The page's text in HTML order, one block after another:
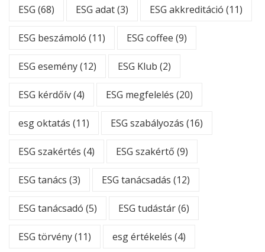
ESG (68) ESG adat(3) ESG akkreditáció (11)
ESG beszámoló (11) ESG coffee (9)
ESG esemény(12) ESG Klub (2)
ESG kérdőív(4) ESG megfelelés (20)
esg oktatás (11) ESG szabályozás (16)
ESG szakértés (4) ESG szakértő (9)
ESG tanács (3) ESG tanácsadás (12)
ESG tanácsadó (5) ESG tudástár(6)
ESG törvény(11) esg értékelés (4)